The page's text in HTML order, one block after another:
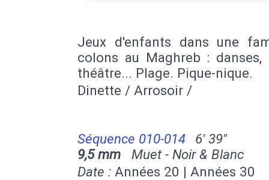
Jeux d'enfants dans une
colons au Maghreb : danses,
théâtre... Plage. Pique-nique.
Dinette / Arrosoir /
Séquence 010-014
6' 39''
9,5 mm Muet - Noir & Blanc
Date : Années 20 | Années 30